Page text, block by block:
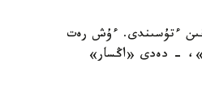
ءتۇسىندى. ءۇش رەت
- دەدى «اڭسار»